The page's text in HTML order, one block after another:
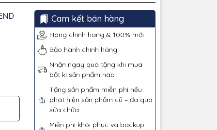
Cam kết bán hàng
Hàng chính hãng & 100% mới
Bảo hành chính hãng
Nhận ngay quà tặng khi mua
bất kì sản phẩm nào
Tặng sản phẩm miễn phí nếu
phát hiện sản phẩm cũ – đã qua
sửa chữa
Miễn phí khôi phục và backup